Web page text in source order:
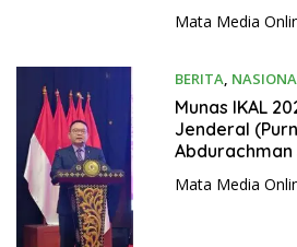
Mata Media
BERITA,
24/08/2025
Munas IKAL
Jenderal
Mata Media